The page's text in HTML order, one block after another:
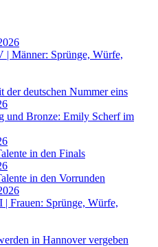
| Männer: Sprünge, Würfe,
deutschen Nummer eins
und Bronze: Emily Scherf im
in den Finals
in den Vorrunden
Frauen: Sprünge, Würfe,
in Hannover vergeben